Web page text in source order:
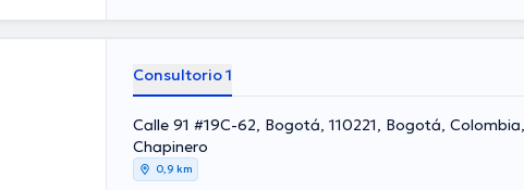
Consultorio 1
Calle 91 #19C-62, Bogotá, 110221, Bogotá, Colombia,
Chapinero
0,9 km